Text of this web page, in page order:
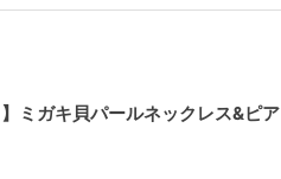
ミガキ貝パールネックレス&ピア